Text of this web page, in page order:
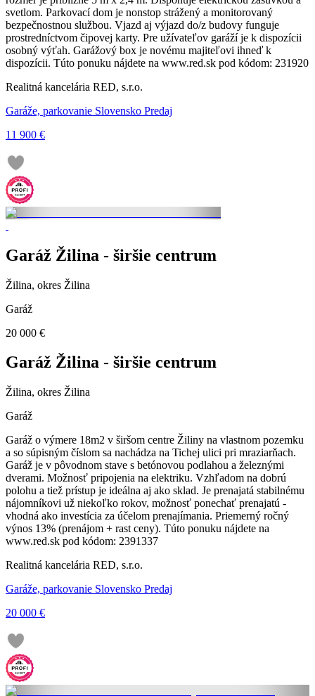
svetlom. Parkovací dom je nonstop strážený a monitorovaný
bezpečnostnou službou. Vjazd aj výjazd do/z budovy funguje
prostredníctvom čipovej karty. Pre užívateľov garáží je k dispozícii
osobný výťah. Garážový box je novému majiteľovi ihneď k
dispozícii. Túto ponuku nájdete na www.red.sk pod kódom: 231920
Realitná kancelária RED, s.r.o.
Garáže, parkovanie Slovensko Predaj
11 900 €
Garáž Žilina - širšie centrum
Žilina, okres Žilina
Garáž
20 000 €
Garáž Žilina - širšie centrum
Žilina, okres Žilina
Garáž
Garáž o výmere 18m2 v širšom centre Žiliny na vlastnom pozemku
a so súpisným číslom sa nachádza na Tichej ulici pri mraziarňach.
Garáž je v pôvodnom stave s betónovou podlahou a železnými
dverami. Možnosť pripojenia na elektriku. Vzhľadom na dobrú
polohu a tiež prístup je ideálna aj ako sklad. Je prenajatá stabilnému
nájomníkovi už niekoľko rokov, možnosť ponechať prenajatú -
vhodná ako investícia za účelom prenajímania. Priemerný ročný
výnos 13% (prenájom + rast ceny). Túto ponuku nájdete na
www.red.sk pod kódom: 2391337
Realitná kancelária RED, s.r.o.
Garáže, parkovanie Slovensko Predaj
20 000 €